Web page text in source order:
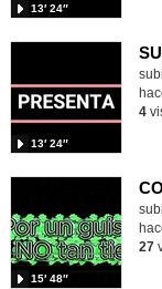
13′ 24″
13′ 24″
4
15′ 48″
27